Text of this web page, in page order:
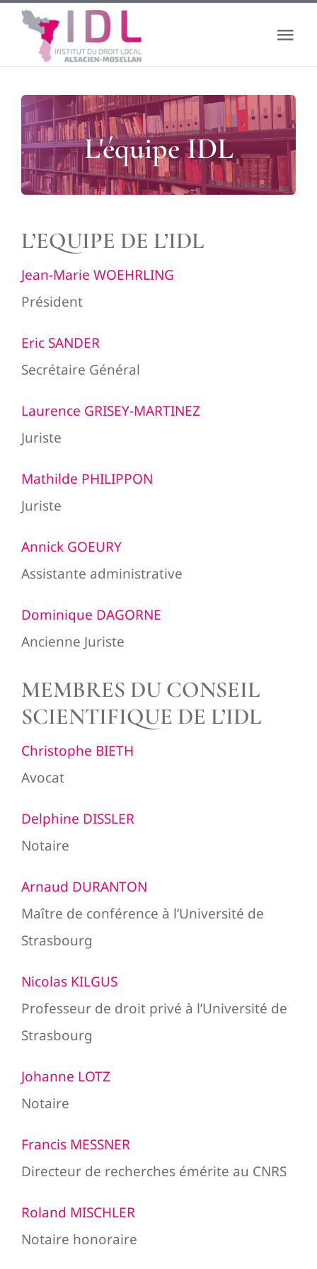
Passer
contenu
Le droit local
L’institut
Boutique
L'équipe IDL
L’EQUIPE DE L’IDL
Jean-Marie WOEHRLING
Président
Eric SANDER
Secrétaire Général
Laurence GRISEY-MARTINEZ
Juriste
Mathilde PHILIPPON
Juriste
Annick GOEURY
Assistante administrative
Dominique DAGORNE
Ancienne Juriste
MEMBRES DU CONSEIL
SCIENTIFIQUE DE L’IDL
Christophe BIETH
Avocat
Delphine DISSLER
Notaire
Arnaud DURANTON
Maître de conférence à l’Université de
Strasbourg
Nicolas KILGUS
Professeur de droit privé à l’Université de
Strasbourg
Johanne LOTZ
Notaire
Francis MESSNER
Directeur de recherches émérite au CNRS
Roland MISCHLER
Notaire honoraire